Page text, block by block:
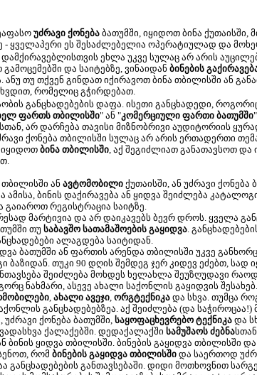
უძრავი ქონება ბათუმში, იყიდოთ ბინა
- ყველაპერი ეს შესაძლებელია ოპერატიულად და
დამქირავებლისთვის ეხლა უკვე სულაც არ არის
და საიტებზე, ვინაიდან ბინების
თუ თქვენ გინდათ იქირავოთ ბინა თბილისში ან
რომელიც გჭირდებათ.
განცხადებების დაფა. ისეთი განცხადედი,
ფართს თბილისში" ან "კომერციული ფართი ბათუმში
არ დარჩება თავისი მიზნობრივი აუდიტორიის
ქონება თბილისში სულაც არ არის ერთადერთი
იყიდოთ ბინა თბილისში, აქ შეგიძლიათ განათავსოთ
ან ავტომობილი ქუთაისში, ან უძრავი ქონება
ბინის დაქირავება ან ყიდვა შეიძლება
რეგისტრაცია საიტზე.
მარტივია და არ დაიკავებს ბევრ დროს. ყველა
თუ საბავშო სათამაშოების გაყიდვა.
ალაგდება საიტიდან.
ბათუმში ან ფართის არენდა თბილისში უკვე
თუკი 90 დღის შემდეგ ჯერ კიდევ ეძებთ, სად
შეიძლება მოხდეს ხელახლა შეუზღუდავი
ნახმარი, ასევე ახალი საქონლის გაყიდვის
, ახალი ავეჯი, ორგტექნიკა და სხვა. თუმცა
განცხადებებზეა. აქ შეიძლება (და
უძრავი ქონება ბათუმში, საყოფაცხევრებო ტექნიკა და
ქალაქებში. დედაქალაქში სამუშაოს ძებნა
ბინის ყიდვა თბილისში. ბინების გაყიდვა თბილისში
რომ ბინების გაყიდვა თბილისში და საერთოდ
განთავსებაში. დიდი მოთხოვნით